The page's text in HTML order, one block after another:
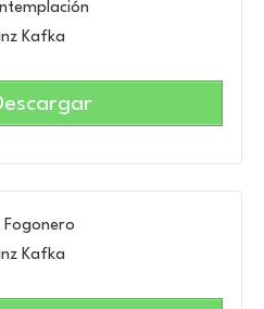
Kafka
Fogonero
Kafka